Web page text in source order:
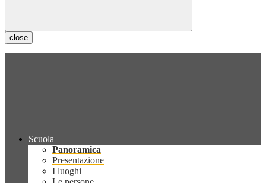
close
Scuola
Panoramica
Presentazione
I luoghi